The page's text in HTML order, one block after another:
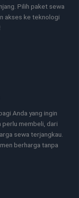
Pilih paket sewa
akses ke teknologi
Anda yang ingin
perlu membeli, dari
sewa terjangkau.
berharga tanpa